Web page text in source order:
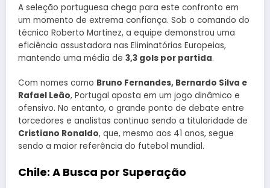
A seleção portuguesa chega para este confronto em
um momento de extrema confiança. Sob o comando do
técnico Roberto Martinez, a equipe demonstrou uma
eficiência assustadora nas Eliminatórias Europeias,
mantendo uma média de 3,3 gols por partida.
Com nomes como Bruno Fernandes, Bernardo Silva e
Rafael Leão, Portugal aposta em um jogo dinâmico e
ofensivo. No entanto, o grande ponto de debate entre
torcedores e analistas continua sendo a titularidade de
Cristiano Ronaldo, que, mesmo aos 41 anos, segue
sendo a maior referência do futebol mundial.
Chile: A Busca por Superação